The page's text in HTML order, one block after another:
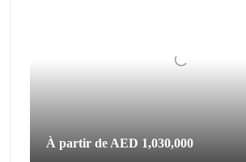
À partir de AED 1,030,000